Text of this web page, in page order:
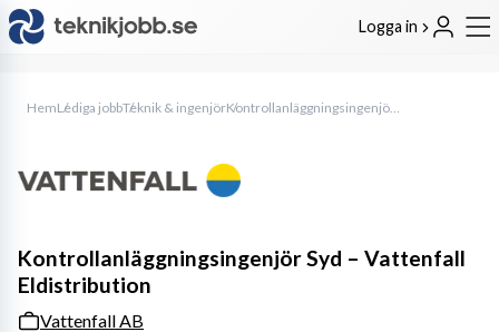
Logga in
HemLediga jobbTeknik & ingenjör Kontrollanläggningsingenjör Syd – Vattenfall Eldistribution
Kontrollanläggningsingenjör Syd – Vattenfall
Eldistribution
Vattenfall AB